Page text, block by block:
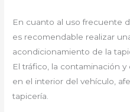
En cuanto al uso frecuente
es recomendable realizar
acondicionamiento de la
El tráfico, la contaminación
en el interior del vehículo,
tapicería.